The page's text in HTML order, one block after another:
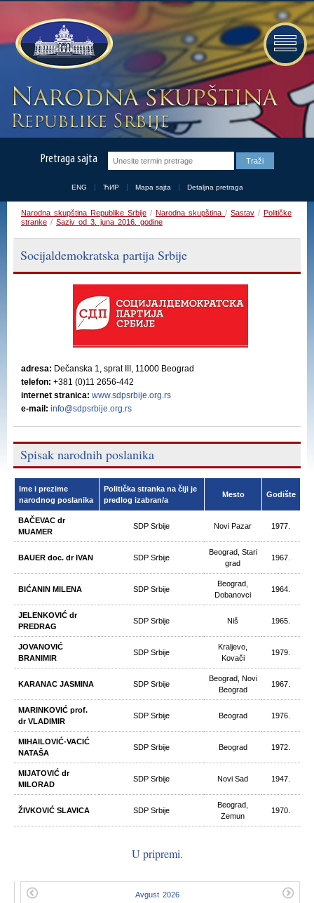
Pretraga sajta
ENG ЋИР Mapa sajta Detaljna pretraga
Narodna skupština Republike Srbije / Narodna skupština / Sastav / Političke
stranke / Saziv od 3. juna 2016. godine
Socijaldemokratska partija Srbije
adresa: Dečanska 1, sprat III, 11000 Beograd
telefon: +381 (0)11 2656-442
internet stranica: www.sdpsrbije.org.rs
e-mail: info@sdpsrbije.org.rs
Spisak narodnih poslanika
Ime i prezime
narodnog poslanika
Politička stranka na čiji je
predlog izabran/a
Mesto Godište
BAČEVAC dr
MUAMER
SDP Srbije Novi Pazar 1977.
BAUER doc. dr IVAN SDP Srbije
Beograd, Stari
grad
1967.
BIĆANIN MILENA SDP Srbije
Beograd,
Dobanovci
1964.
JELENKOVIĆ dr
PREDRAG
SDP Srbije Niš 1965.
JOVANOVIĆ
BRANIMIR
SDP Srbije
Kraljevo,
Kovači
1979.
KARANAC JASMINA SDP Srbije
Beograd, Novi
Beograd
1967.
MARINKOVIĆ prof.
dr VLADIMIR
SDP Srbije Beograd 1976.
MIHAILOVIĆ-VACIĆ
NATAŠA
SDP Srbije Beograd 1972.
MIJATOVIĆ dr
MILORAD
SDP Srbije Novi Sad 1947.
ŽIVKOVIĆ SLAVICA SDP Srbije
Beograd,
Zemun
1970.
U pripremi.